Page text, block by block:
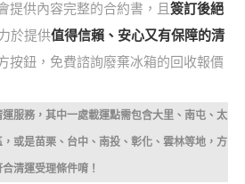
提供內容完整的合約書，且 簽訂後絕
於提供值得信賴、安心又有保障的清
按鈕，免費諮詢廢棄冰箱的回收報價
服務，其中一處載運點需包含大里、南屯、太
或是苗栗、台中、南投、彰化、雲林等地，方
合清運受理條件唷！